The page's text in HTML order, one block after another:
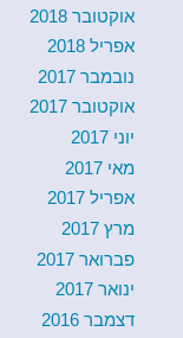
אוקטובר 2018
אפריל 2018
נובמבר 2017
אוקטובר 2017
יוני 2017
מאי 2017
אפריל 2017
מרץ 2017
פברואר 2017
ינואר 2017
דצמבר 2016